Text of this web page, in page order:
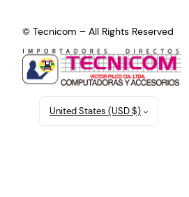
© Tecnicom – All Rights Reserved
United States (USD $)